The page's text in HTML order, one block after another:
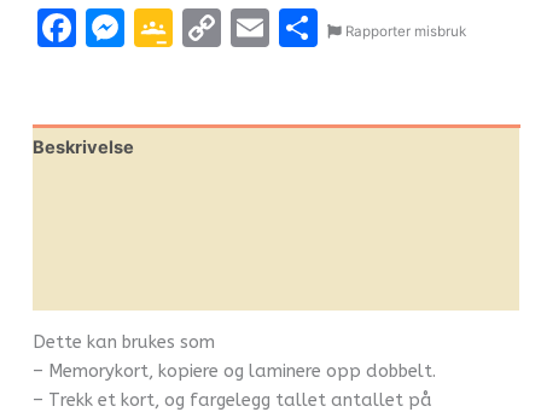
Facebook
Messenger
Google
CopyEmailShare
Rapporter misbruk
Beskrivelse
Dette kan brukes som
– Memorykort, kopiere og laminere opp dobbelt.
– Trekk et kort, og fargelegg tallet antallet på